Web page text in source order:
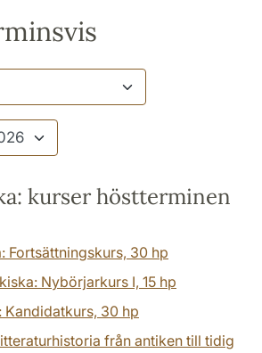
kurser höstterminen
Fortsättningskurs, 30 hp
Nybörjarkurs I, 15 hp
Kandidatkurs, 30 hp
från antiken till tidig